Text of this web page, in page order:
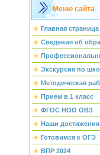
Меню сайта
Главная страница
Сведения об
Экскурсия по
Методическая
Прием в 1 класс
ФГОС НОО ОВЗ
Наши достижения
Готовимся к ОГЭ
ВПР 2024